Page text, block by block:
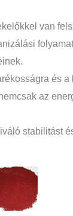
van
és
az
stabilitást